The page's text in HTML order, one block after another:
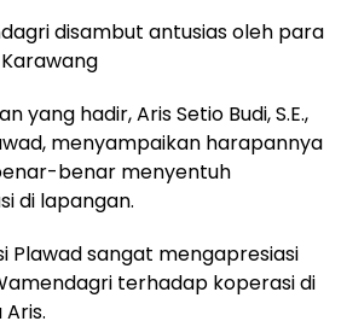
disambut antusias oleh para
yang hadir, Aris Setio Budi, S.E.,
menyampaikan harapannya
benar menyentuh
di lapangan.
Plawad sangat mengapresiasi
terhadap koperasi di